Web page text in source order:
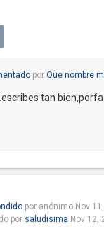
por Que nombre
tan
por anónimo Nov
por saludisima Nov 12,